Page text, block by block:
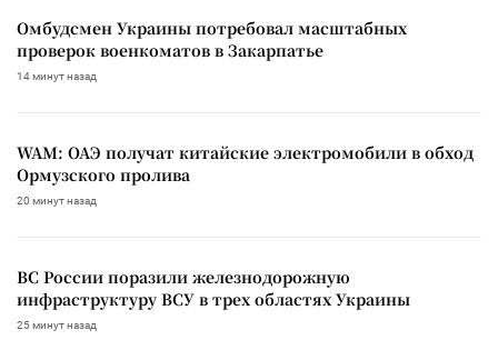
Омбудсмен Украины потребовал масштабных
проверок военкоматов в Закарпатье
14 минут назад
WAM: ОАЭ получат китайские электромобили в обход
Ормузского пролива
20 минут назад
ВС России поразили железнодорожную
инфраструктуру ВСУ в трех областях Украины
25 минут назад